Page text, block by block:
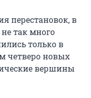
перестановок, в
так много
только в
четверо новых
вершины